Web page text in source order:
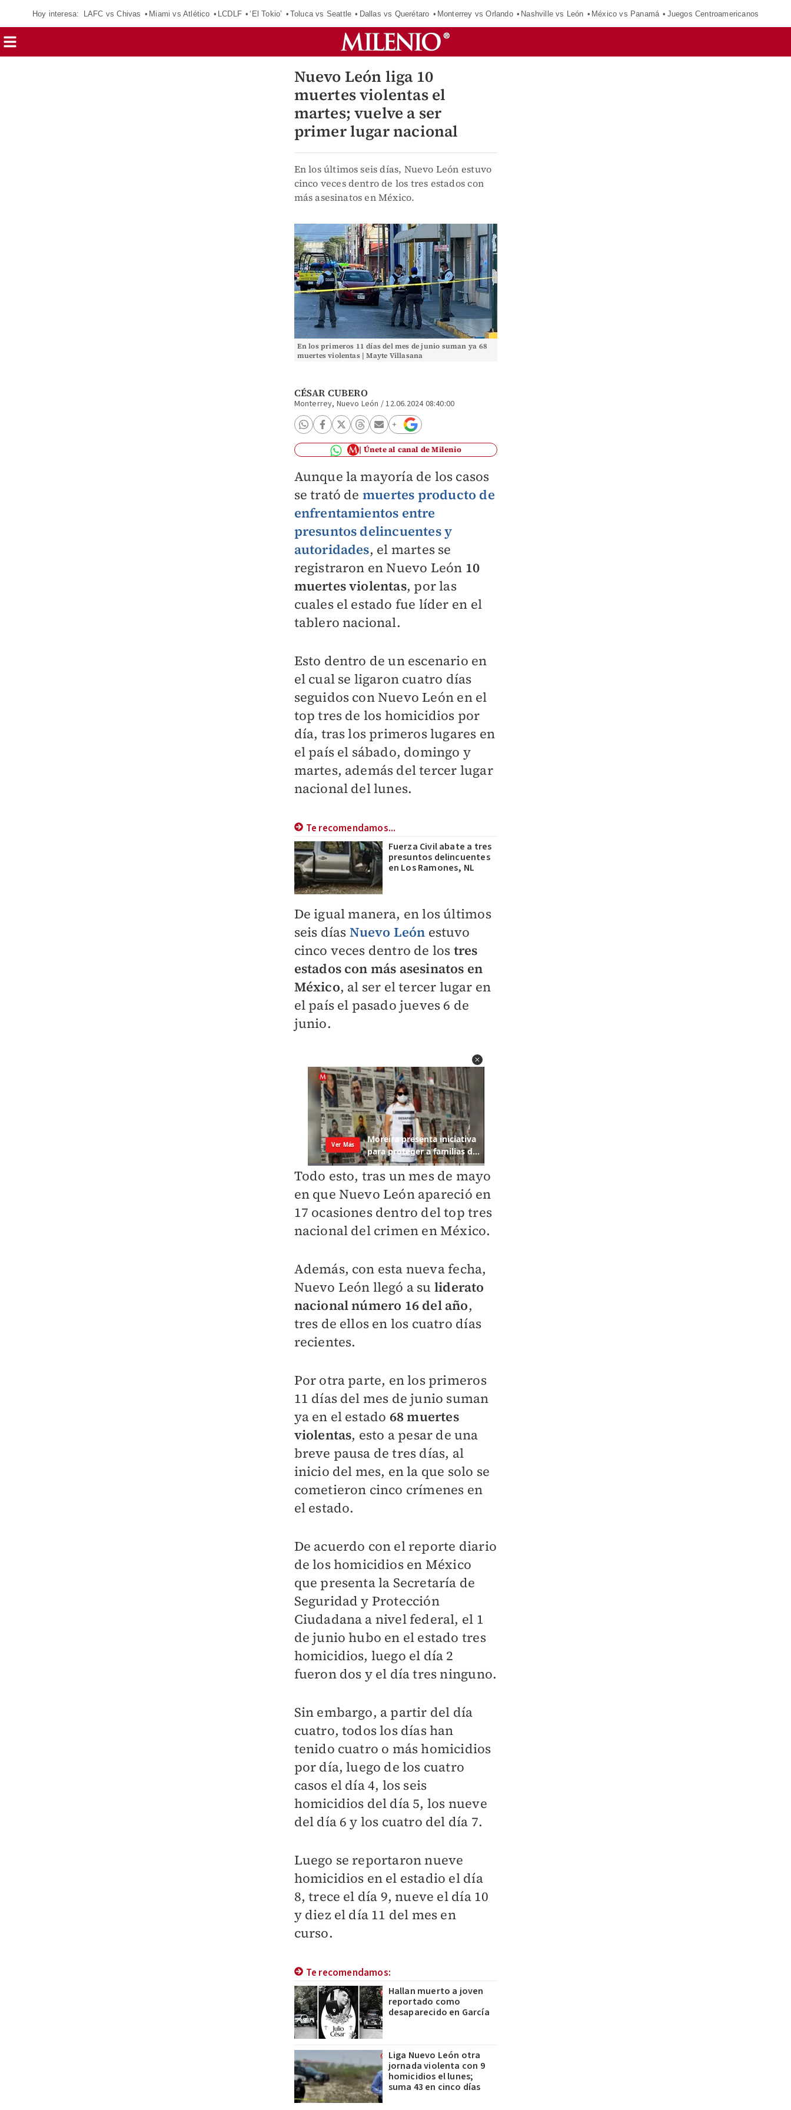
Hoy interesa: LAFC vs Chivas Miami vs Atlético LCDLF ‘El Tokio’ Toluca vs Seattle Dallas vs Querétaro Monterrey vs Orlando Nashville vs León México vs Panamá Juegos Centroamericanos
Nuevo León liga 10
muertes violentas el
martes; vuelve a ser
primer lugar nacional
En los últimos seis días, Nuevo León estuvo
cinco veces dentro de los tres estados con
más asesinatos en México.
En los primeros 11 días del mes de junio suman ya 68
muertes violentas | Mayte Villasana
CÉSAR CUBERO
Monterrey, Nuevo León /12.06.2024 08:40:00
Únete al canal de Milenio
Aunque la mayoría de los casos
se trató de muertes producto de
enfrentamientos entre
presuntos delincuentes y
autoridades, el martes se
registraron en Nuevo León 10
muertes violentas, por las
cuales el estado fue líder en el
tablero nacional.
Esto dentro de un escenario en
el cual se ligaron cuatro días
seguidos con Nuevo León en el
top tres de los homicidios por
día, tras los primeros lugares en
el país el sábado, domingo y
martes, además del tercer lugar
nacional del lunes.
Te recomendamos...
Fuerza Civil abate a tres
presuntos delincuentes
en Los Ramones, NL
De igual manera, en los últimos
seis días Nuevo León estuvo
cinco veces dentro de los tres
estados con más asesinatos en
México, al ser el tercer lugar en
el país el pasado jueves 6 de
junio.
Todo esto, tras un mes de mayo
en que Nuevo León apareció en
17 ocasiones dentro del top tres
nacional del crimen en México.
Además, con esta nueva fecha,
Nuevo León llegó a su liderato
nacional número 16 del año,
tres de ellos en los cuatro días
recientes.
Por otra parte, en los primeros
11 días del mes de junio suman
ya en el estado 68 muertes
violentas, esto a pesar de una
breve pausa de tres días, al
inicio del mes, en la que solo se
cometieron cinco crímenes en
el estado.
De acuerdo con el reporte diario
de los homicidios en México
que presenta la Secretaría de
Seguridad y Protección
Ciudadana a nivel federal, el 1
de junio hubo en el estado tres
homicidios, luego el día 2
fueron dos y el día tres ninguno.
Sin embargo, a partir del día
cuatro, todos los días han
tenido cuatro o más homicidios
por día, luego de los cuatro
casos el día 4, los seis
homicidios del día 5, los nueve
del día 6 y los cuatro del día 7.
Luego se reportaron nueve
homicidios en el estadio el día
8, trece el día 9, nueve el día 10
y diez el día 11 del mes en
curso.
Te recomendamos:
Hallan muerto a joven
reportado como
desaparecido en García
Liga Nuevo León otra
jornada violenta con 9
homicidios el lunes;
suma 43 en cinco días